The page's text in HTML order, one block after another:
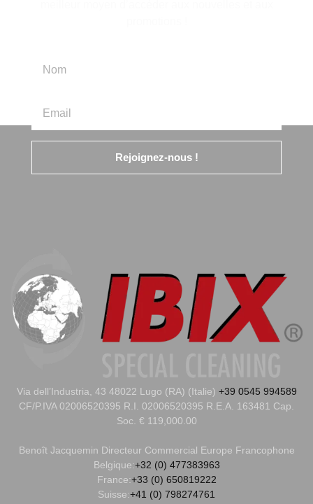
Rejoignez-nous !
Via dell’Industria, 43 48022 Lugo (RA) (Italie) +39 0545 994589
CF/P.IVA 02006520395 R.I. 02006520395 R.E.A. 163481 Cap.
Soc. € 119,000.00
Benoît Jacquemin Directeur Commercial Europe Francophone
Belgique:+32 (0) 477383963
France:+33 (0) 650819222
Suisse:+41 (0) 798274761